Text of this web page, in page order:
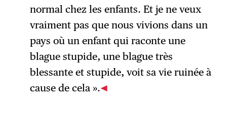
normal chez les enfants. Et je ne veux
vraiment pas que nous vivions dans un
pays où un enfant qui raconte une
blague stupide, une blague très
blessante et stupide, voit sa vie ruinée à
cause de cela ».